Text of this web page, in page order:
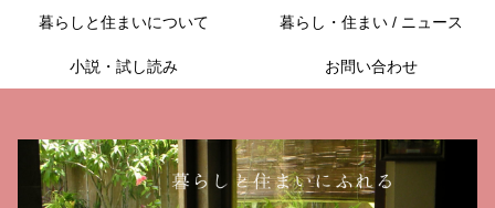
暮らしと住まいについて 暮らし・住まい / ニュース
小説・試し読み お問い合わせ